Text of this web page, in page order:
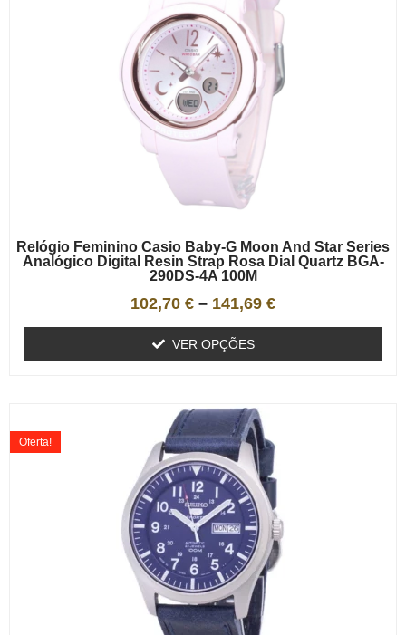
Relógio Feminino Casio Baby-G Moon And Star Series
Analógico Digital Resin Strap Rosa Dial Quartz BGA-
290DS-4A 100M
102,70 € – 141,69 €
VER OPÇÕES
Oferta!